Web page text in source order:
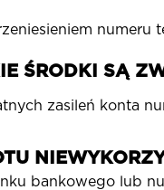
numeru
ŚRODKI SĄ
zasileń konta
bankowego lub